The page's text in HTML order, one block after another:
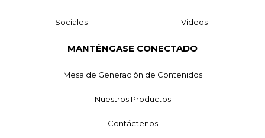
Sociales Videos
MANTÉNGASE CONECTADO
Mesa de Generación de Contenidos
Nuestros Productos
Contáctenos